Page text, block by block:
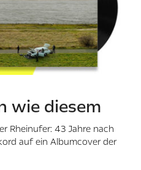
wie diesem
Rheinufer: 43 Jahre nach
auf ein Albumcover der